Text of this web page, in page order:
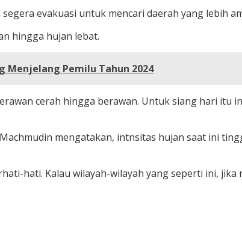
evakuasi untuk mencari daerah yang lebih
hingga hujan lebat.
Menjelang Pemilu Tahun 2024
cerah hingga berawan. Untuk siang hari itu
mengatakan, intnsitas hujan saat ini
hati. Kalau wilayah-wilayah yang seperti ini,